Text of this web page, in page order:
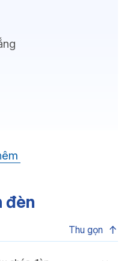
3500K,
đèn
Thu gọn